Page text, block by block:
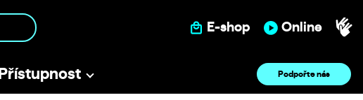
E-shop Online
Přístupnost Podpořte nás